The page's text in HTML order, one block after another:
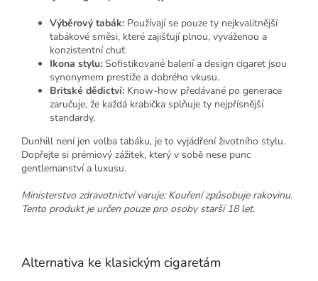
Výběrový tabák: Používají se pouze ty nejkvalitnější
tabákové směsi, které zajišťují plnou, vyváženou a
konzistentní chuť.
Ikona stylu: Sofistikované balení a design cigaret jsou
synonymem prestiže a dobrého vkusu.
Britské dědictví: Know-how předávané po generace
zaručuje, že každá krabička splňuje ty nejpřísnější
standardy.
Dunhill není jen volba tabáku, je to vyjádření životního stylu.
Dopřejte si prémiový zážitek, který v sobě nese punc
gentlemanství a luxusu.
Ministerstvo zdravotnictví varuje: Kouření způsobuje rakovinu.
Tento produkt je určen pouze pro osoby starší 18 let.
Alternativa ke klasickým cigaretám